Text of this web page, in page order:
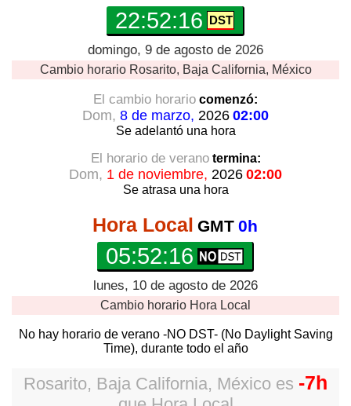
22:52:16
domingo, 9 de agosto de 2026
Cambio horario Rosarito, Baja California, México
El cambio horario comenzó:
Dom, 8 de marzo, 2026 02:00
Se adelantó una hora
El horario de veranotermina:
Dom, 1 de noviembre, 2026 02:00
Se atrasa una hora
Hora Local GMT 0h
05:52:16
lunes, 10 de agosto de 2026
Cambio horario Hora Local
No hay horario de verano -NO DST- (No Daylight Saving
Time), durante todo el año
Rosarito, Baja California, México es -7h